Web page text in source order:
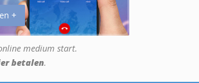
+
medium start.
betalen.